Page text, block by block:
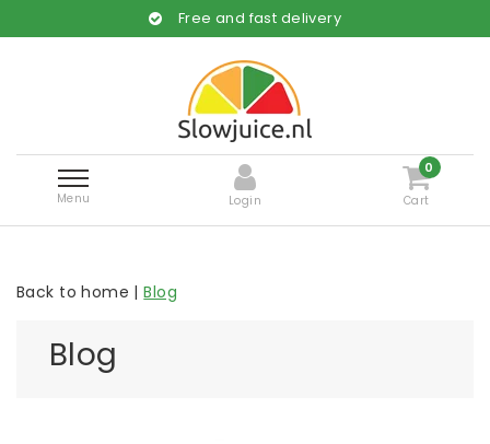
Free and fast delivery
Menu Login
0
Cart
Back to home |Blog
Blog